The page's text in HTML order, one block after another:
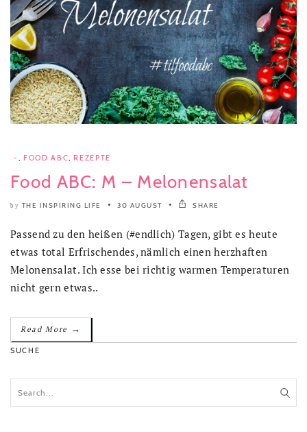
- FOOD ABC REZEPTE
Food ABC: M – Melonensalat
by THE INSPIRING LIFE 30 AUGUST SHARE
Passend zu den heißen (#endlich) Tagen, gibt es heute
etwas total Erfrischendes, nämlich einen herzhaften
Melonensalat. Ich esse bei richtig warmen Temperaturen
nicht gern etwas..
Read More →
SUCHE